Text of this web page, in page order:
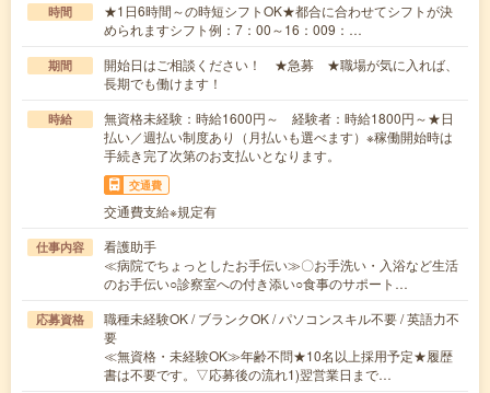
時間
★1日6時間～の時短シフトOK★都合に合わせてシフトが決
められますシフト例：7：00～16：009：…
期間
開始日はご相談ください！ ★急募 ★職場が気に入れば、
長期でも働けます！
時給
無資格未経験：時給1600円～ 経験者：時給1800円～★日
払い／週払い制度あり（月払いも選べます）※稼働開始時は
手続き完了次第のお支払いとなります。
交通費
交通費支給※規定有
仕事内容
看護助手
≪病院でちょっとしたお手伝い≫〇お手洗い・入浴など生活
のお手伝い○診察室への付き添い○食事のサポート…
応募資格
職種未経験OK / ブランクOK / パソコンスキル不要 / 英語力不
要
≪無資格・未経験OK≫年齢不問★10名以上採用予定★履歴
書は不要です。▽応募後の流れ1)翌営業日まで…